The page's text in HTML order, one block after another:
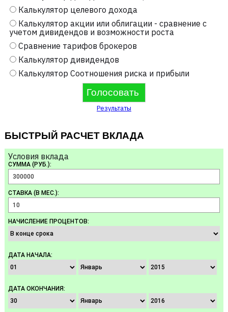
Калькулятор целевого дохода
Калькулятор акции или облигации - сравнение с
учетом дивидендов и возможности роста
Сравнение тарифов брокеров
Калькулятор дивидендов
Калькулятор Соотношения риска и прибыли
Результаты
БЫСТРЫЙ РАСЧЕТ ВКЛАДА
Условия вклада
СУММА (РУБ.):
СТАВКА (В МЕС.):
НАЧИСЛЕНИЕ ПРОЦЕНТОВ:
ДАТА НАЧАЛА:
ДАТА ОКОНЧАНИЯ: